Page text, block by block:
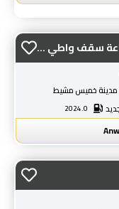
سقف واطي ...
مدينة خميس مشيط
2024.0